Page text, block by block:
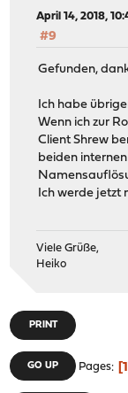
April 14, 2018,
#9
Gefunden,
Ich habe
Wenn ich zur
Client Shrew
beiden
Ich werde jetzt
Viele Grüße,
Heiko
PRINT
GO UP Pages 1